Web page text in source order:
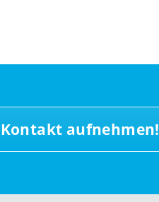
aufnehmen!